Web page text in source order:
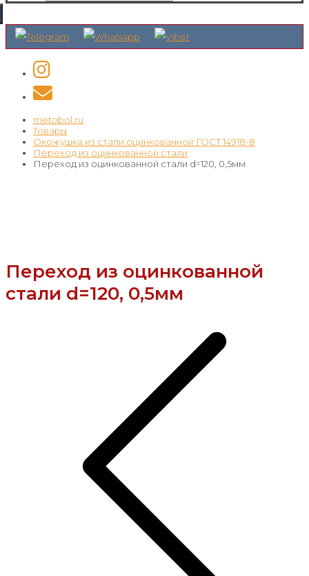
metobol.ru
Товары
Окожушка из стали оцинкованной ГОСТ 14918-8
Переход из оцинкованной стали
Переход из оцинкованной стали d=120, 0,5мм
Переход из оцинкованной
стали d=120, 0,5мм